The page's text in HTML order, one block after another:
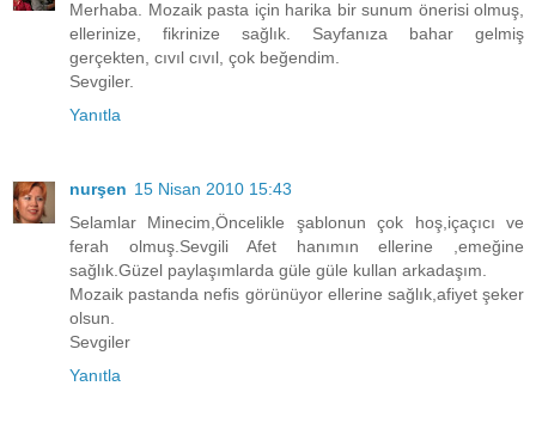
Merhaba. Mozaik pasta için harika bir sunum önerisi olmuş,
ellerinize, fikrinize sağlık. Sayfanıza bahar gelmiş
gerçekten, cıvıl cıvıl, çok beğendim.
Sevgiler.
Yanıtla
nurşen 15 Nisan 2010 15:43
Selamlar Minecim,Öncelikle şablonun çok hoş,içaçıcı ve
ferah olmuş.Sevgili Afet hanımın ellerine ,emeğine
sağlık.Güzel paylaşımlarda güle güle kullan arkadaşım.
Mozaik pastanda nefis görünüyor ellerine sağlık,afiyet şeker
olsun.
Sevgiler
Yanıtla